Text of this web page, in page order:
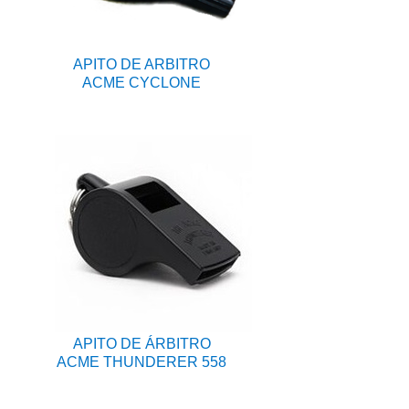
APITO DE ARBITRO
ACME CYCLONE
APITO DE ÁRBITRO
ACME THUNDERER 558